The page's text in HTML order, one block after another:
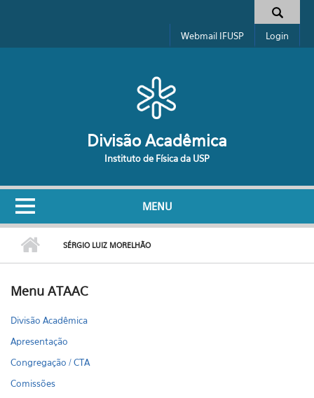
Formulário de busca
Webmail IFUSP Login
Divisão Acadêmica
Instituto de Física da USP
MENU
SÉRGIO LUIZ MORELHÃO
Menu ATAAC
Divisão Acadêmica
Apresentação
Congregação / CTA
Comissões